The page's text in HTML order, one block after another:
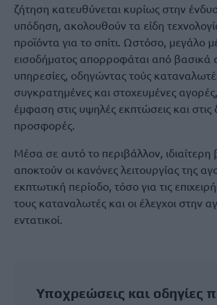
ζήτηση κατευθύνεται κυρίως στην
υπόδηση, ακολουθούν τα είδη
προϊόντα για το σπίτι. Ωστόσο, μεγάλο
εισοδήματος απορροφάται από βασικά
υπηρεσίες, οδηγώντας τούς
συγκρατημένες και στοχευμένες
έμφαση στις υψηλές εκπτώσεις και στις
προσφορές.
Μέσα σε αυτό το περιβάλλον, ιδιαίτερη
αποκτούν οι κανόνες λειτουργίας της
εκπτωτική περίοδο, τόσο για τις
τους καταναλωτές και οι έλεγχοι στην
εντατικοί.
Υποχρεώσεις και οδηγίες